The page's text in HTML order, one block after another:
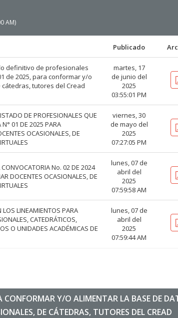
AM)
Publicado
definitivo de profesionales
de 2025, para conformar y/o
tutores del Cread
martes, 17
de junio del
2025
03:55:01 PM
DE PROFESIONALES QUE
N° 01 DE 2025 PARA
OCASIONALES, DE
viernes, 30
de mayo del
2025
07:27:05 PM
No. 02 DE 2024
DOCENTES OCASIONALES, DE
lunes, 07 de
abril del
2025
07:59:58 AM
LOS LINEAMIENTOS PARA
CATEDRÁTICOS,
O UNIDADES ACADÉMICAS DE
lunes, 07 de
abril del
2025
07:59:44 AM
Y/O ALIMENTAR LA BASE DE
DE CÁTEDRAS, TUTORES DEL CREAD